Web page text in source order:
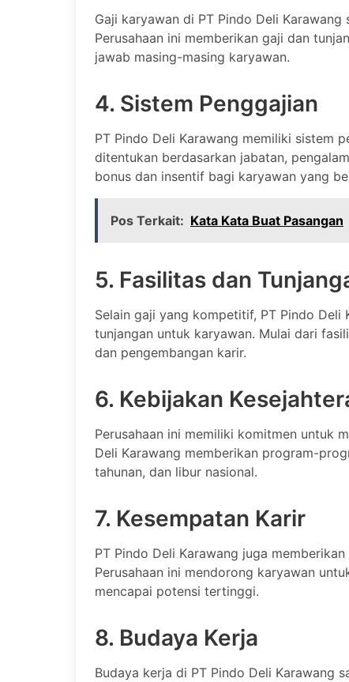
Gaji karyawan di PT Pindo Deli
Perusahaan ini memberikan gaji dan
jawab masing-masing karyawan.
4. Sistem Penggajian
PT Pindo Deli Karawang memiliki sistem
ditentukan berdasarkan jabatan,
bonus dan insentif bagi karyawan yang
Pos Terkait: Kata Kata Buat Pasangan
5. Fasilitas dan
Selain gaji yang kompetitif, PT Pindo
tunjangan untuk karyawan. Mulai dari
dan pengembangan karir.
6. Kebijakan
Perusahaan ini memiliki komitmen untuk
Deli Karawang memberikan program-
tahunan, dan libur nasional.
7. Kesempatan Karir
PT Pindo Deli Karawang juga
Perusahaan ini mendorong karyawan
mencapai potensi tertinggi.
8. Budaya Kerja
Budaya kerja di PT Pindo Deli Karawang